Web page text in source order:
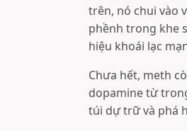
trên, nó chui vào
phềnh trong khe
hiệu khoái lạc
Chưa hết, meth
dopamine từ
túi dự trữ và phá